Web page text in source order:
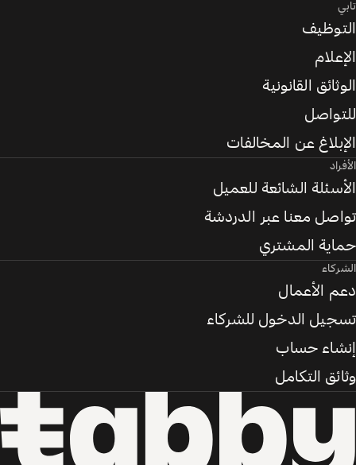
تابي
التوظيف
الإعلام
الوثائق القانونية
للتواصل
الإبلاغ عن المخالفات
الأفراد
الأسئلة الشائعة للعميل
تواصل معنا عبر الدردشة
حماية المشتري
الشركاء
دعم الأعمال
تسجيل الدخول للشركاء
إنشاء حساب
وثائق التكامل